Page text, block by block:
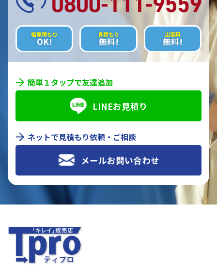
相見積もり
OK!
見積もり
無料!
出張料
無料!
簡単１タップで友達追加
LINEお見積り
ネットで見積もり依頼・ご相談
メールお問い合わせ